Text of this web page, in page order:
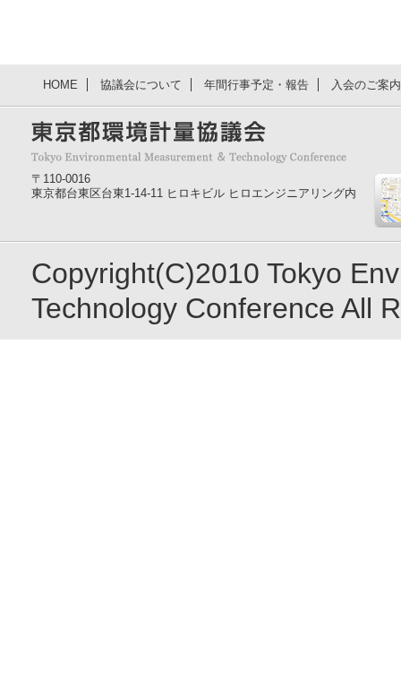
HOME 協議会について 年間行事予定・報告 入会のご案
〒110-0016
東京都台東区台東1-14-11 ヒロキビル ヒロエンジニアリング内
Copyright(C)2010 Tokyo
Technology Conference All